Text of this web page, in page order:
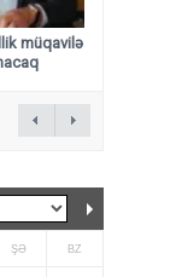
müqavilə
ŞƏ BZ